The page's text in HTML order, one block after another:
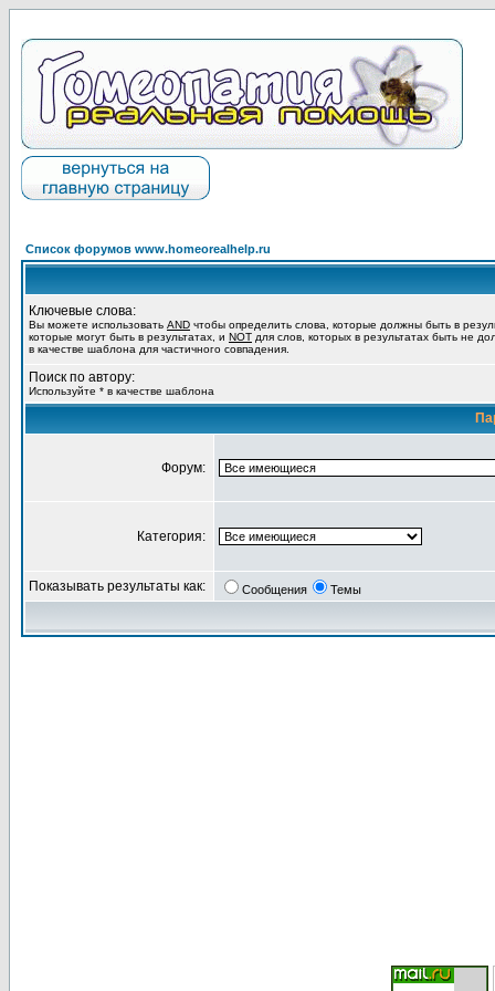
Список форумов www.homeorealhelp.ru
Ключевые слова:
Вы можете использовать AND чтобы определить слова, которые должны быть в
которые могут быть в результатах, и NOT для слов, которых в результатах быть не
в качестве шаблона для частичного совпадения.
Поиск по автору:
Используйте * в качестве шаблона
Форум:
Категория:
Показывать результаты как: Сообщения Темы